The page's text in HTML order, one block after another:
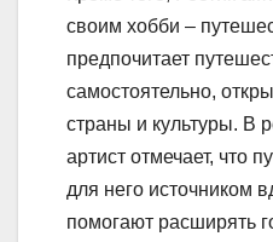
своим хобби –
предпочитает
самостоятельно,
страны и культуры. В
артист отмечает, что
для него источником
помогают расширять